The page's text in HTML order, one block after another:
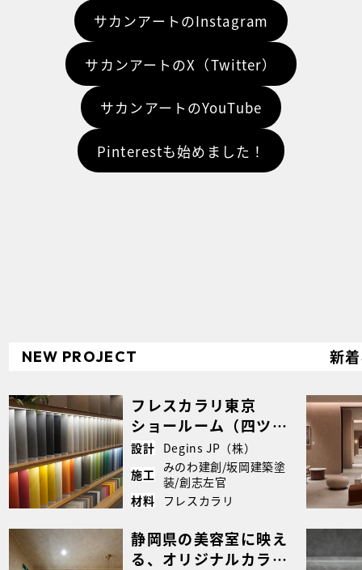
case5237
サカンアートのInstagram
サカンアートのX（Twitter）
サカンアートのYouTube
Pinterestも始めました！
NEW PROJECT 新
フレスカラリ東京
ショールーム（四ツ
谷）｜壁・床から什
器・水回りまで仕上げ
たトータル左官空間｜
case6076
設計 Degins JP（株）
施工
みのわ建創/坂岡建築塗
装/創志左官
材料
フレスカラリ
静岡県の美容室に映え
る、オリジナルカラー